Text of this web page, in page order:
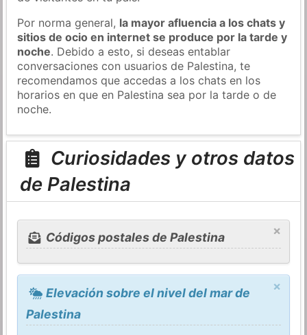
Por norma general, la mayor afluencia a los chats y
sitios de ocio en internet se produce por la tarde y
noche. Debido a esto, si deseas entablar
conversaciones con usuarios de Palestina, te
recomendamos que accedas a los chats en los
horarios en que en Palestina sea por la tarde o de
noche.
Curiosidades y otros datos
de Palestina
×
Códigos postales de Palestina
×
Elevación sobre el nivel del mar de
Palestina